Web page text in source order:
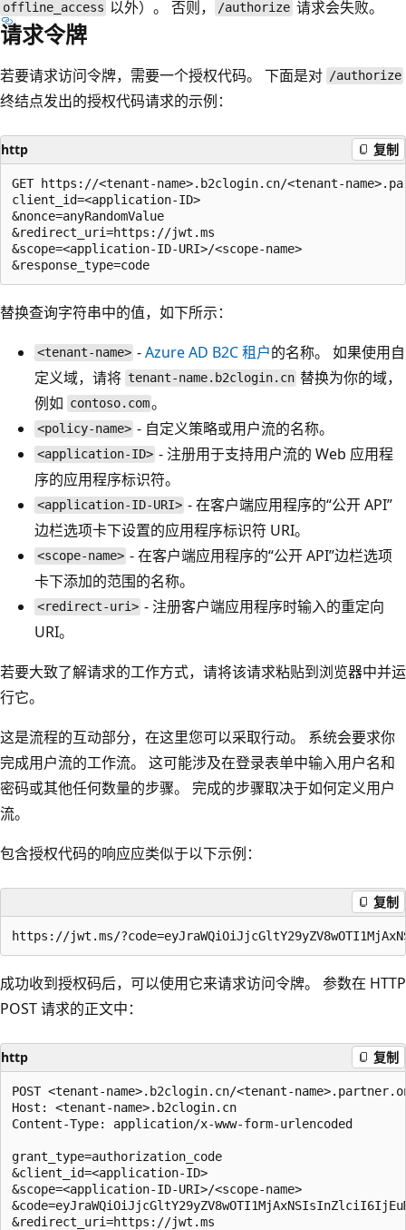
offline_access 以外）。 否则， /authorize 请求会失败。
请求令牌
若要请求访问令牌，需要一个授权代码。 下面是对 /authorize
终结点发出的授权代码请求的示例：
http 复制
GET https://<tenant-name>.b2clogin.cn/<tenant-
client_id=<application-ID>
&nonce=anyRandomValue
&redirect_uri=https://jwt.ms
&scope=<application-ID-URI>/<scope-name>
替换查询字符串中的值，如下所示：
<tenant-name> -Azure AD B2C 租户的名称。 如果使用自
定义域，请将 tenant-name.b2clogin.cn 替换为你的域，
例如 contoso.com。
<policy-name> - 自定义策略或用户流的名称。
<application-ID> - 注册用于支持用户流的 Web 应用程
序的应用程序标识符。
<application-ID-URI> - 在客户端应用程序的“公开 API”
边栏选项卡下设置的应用程序标识符 URI。
<scope-name> - 在客户端应用程序的“公开 API”边栏选项
卡下添加的范围的名称。
<redirect-uri> - 注册客户端应用程序时输入的重定向
URI。
若要大致了解请求的工作方式，请将该请求粘贴到浏览器中并运
行它。
这是流程的互动部分，在这里您可以采取行动。 系统会要求你
完成用户流的工作流。 这可能涉及在登录表单中输入用户名和
密码或其他任何数量的步骤。 完成的步骤取决于如何定义用户
流。
包含授权代码的响应应类似于以下示例：
复制
成功收到授权码后，可以使用它来请求访问令牌。 参数在 HTTP
POST 请求的正文中：
http 复制
POST <tenant-name>.b2clogin.cn/<tenant-
Host: <tenant-name>.b2clogin.cn
Content-Type: application/x-www-form-urlencoded
grant_type=authorization_code
&client_id=<application-ID>
&scope=<application-ID-URI>/<scope-name>
&redirect_uri=https://jwt.ms